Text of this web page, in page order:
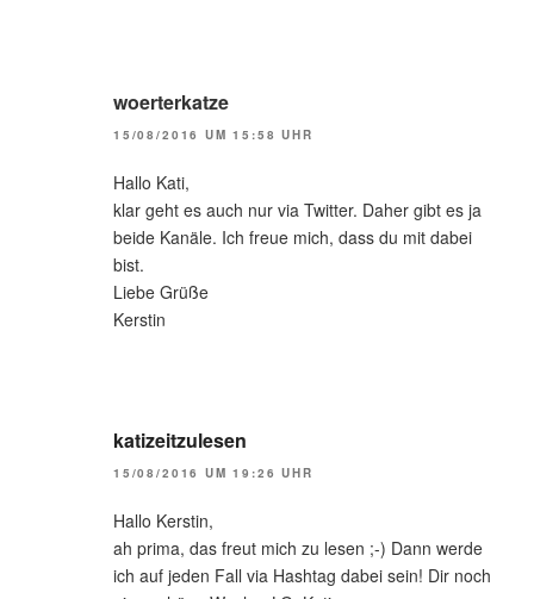
woerterkatze
15/08/2016 UM 15:58 UHR
Hallo Kati,
klar geht es auch nur via Twitter. Daher gibt es ja
beide Kanäle. Ich freue mich, dass du mit dabei
bist.
Liebe Grüße
Kerstin
katizeitzulesen
15/08/2016 UM 19:26 UHR
Hallo Kerstin,
ah prima, das freut mich zu lesen ;-) Dann werde
ich auf jeden Fall via Hashtag dabei sein! Dir noch